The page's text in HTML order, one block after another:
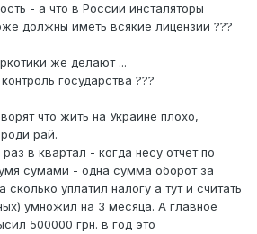
- а что в России инсталяторы
должны иметь всякие лицензии ???
же делают ...
государства ???
что жить на Украине плохо,
рай.
в квартал - когда несу отчет по
сумами - одна сумма оборот за
уплатил налогу а тут и считать
умножил на 3 месяца. А главное
500000 грн. в год это